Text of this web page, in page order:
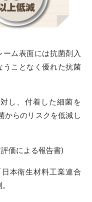
ム表面には抗菌剤入
うことなく優れた抗菌
し、付着した細菌を
からのリスクを低減し
価による報告書)
本衛生材料工業連合